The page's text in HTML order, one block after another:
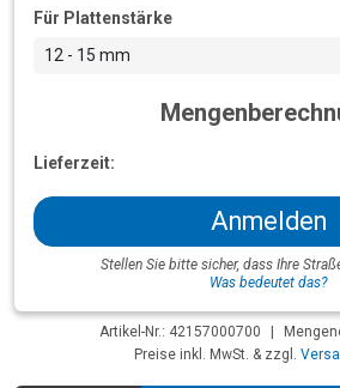
Für Plattenstärke
12 - 15 mm
Lieferzeit:
Anmelden
Stellen Sie bitte sicher, dass Ihre
Was bedeutet das?
Artikel-Nr.: 42157000700 |
Preise inkl. MwSt. & zzgl.